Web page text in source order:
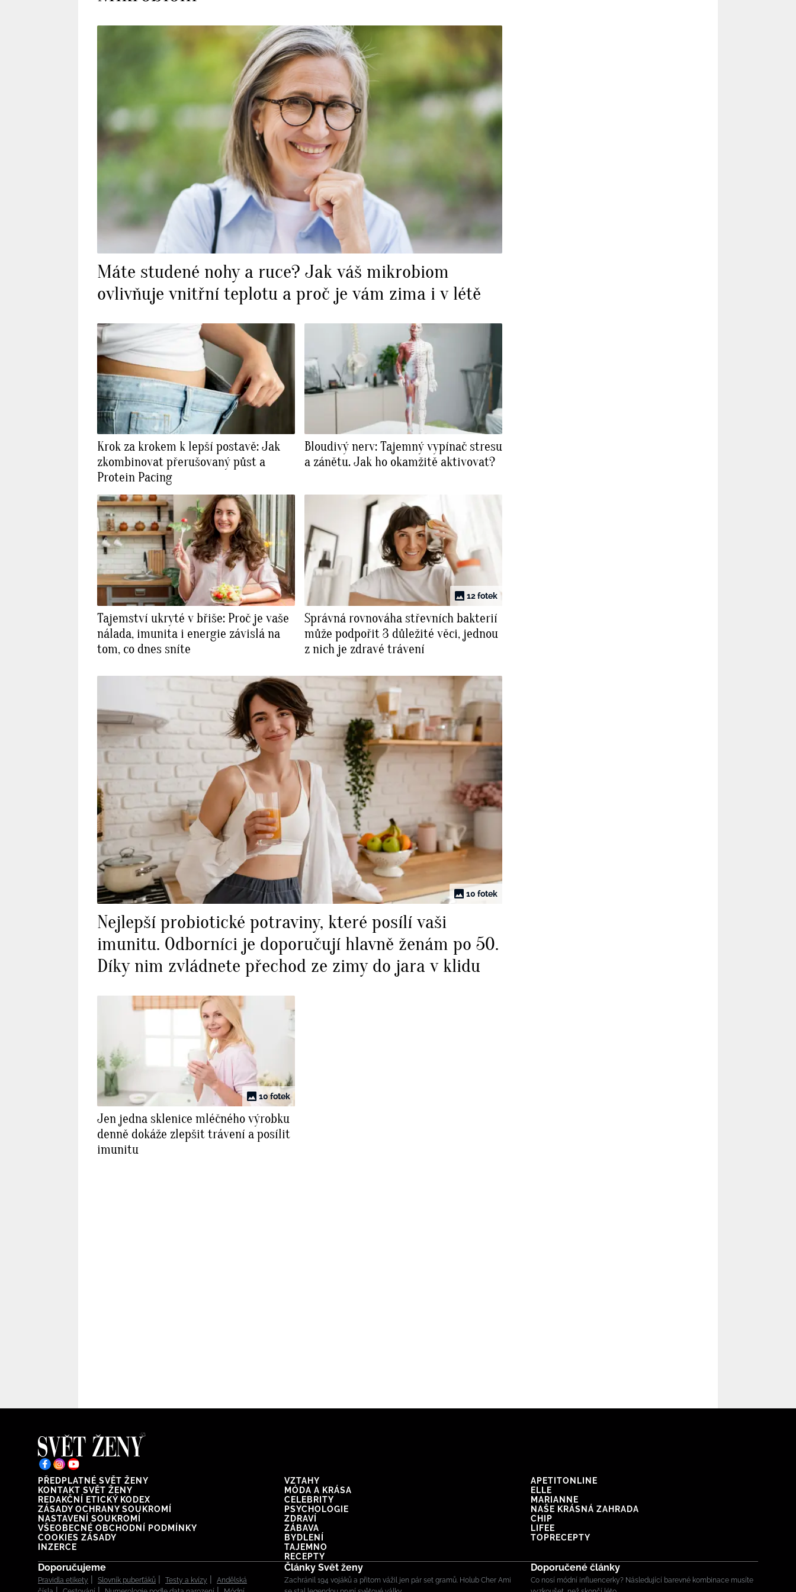
Máte studené nohy a ruce? Jak váš mikrobiom
ovlivňuje vnitřní teplotu a proč je vám zima i v létě
Krok za krokem k lepší postavě: Jak
zkombinovat přerušovaný půst a
Protein Pacing
Bloudivý nerv: Tajemný vypínač stresu
a zánětu. Jak ho okamžitě aktivovat?
Tajemství ukryté v břiše: Proč je vaše
nálada, imunita i energie závislá na
tom, co dnes sníte
12 fotek
Správná rovnováha střevních bakterií
může podpořit 3 důležité věci, jednou
z nich je zdravé trávení
10 fotek
Nejlepší probiotické potraviny, které posílí vaši
imunitu. Odborníci je doporučují hlavně ženám po 50.
Díky nim zvládnete přechod ze zimy do jara v klidu
10 fotek
Jen jedna sklenice mléčného výrobku
denně dokáže zlepšit trávení a posílit
imunitu
PŘEDPLATNÉ SVĚT ŽENY
KONTAKT SVĚT ŽENY
REDAKČNÍ ETICKÝ KODEX
ZÁSADY OCHRANY SOUKROMÍ
NASTAVENÍ SOUKROMÍ
VŠEOBECNÉ OBCHODNÍ PODMÍNKY
COOKIES ZÁSADY
INZERCE
VZTAHY
MÓDA A KRÁSA
CELEBRITY
PSYCHOLOGIE
ZDRAVÍ
ZÁBAVA
BYDLENÍ
TAJEMNO
RECEPTY
APETITONLINE
ELLE
MARIANNE
NAŠE KRÁSNÁ ZAHRADA
CHIP
LIFEE
TOPRECEPTY
Doporučujeme
Pravidla etikety Slovník puberťáků Testy a kvízy
Andělská
Články Svět ženy
Zachránil 194 vojáků a přitom vážil jen pár set gramů. Holub Cher Ami
Doporučené články
Co nosí módní influencerky? Následující barevné kombinace musíte